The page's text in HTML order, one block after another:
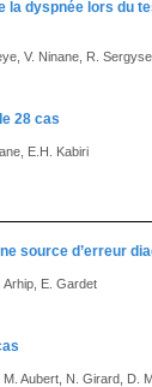
la dyspnée lors du
V. Ninane, R.
28 cas
E.H. Kabiri
source d’erreur
Arhip, E. Gardet
Aubert, N. Girard, D.